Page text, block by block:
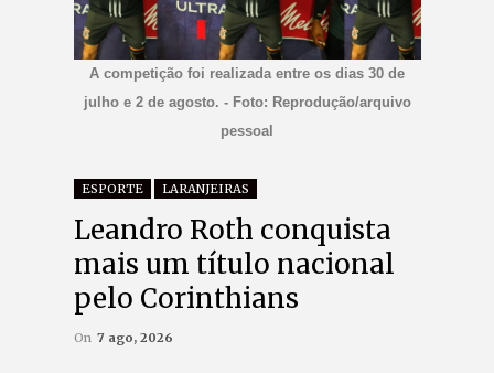
A competição foi realizada entre os dias 30 de
julho e 2 de agosto. - Foto: Reprodução/arquivo
pessoal
ESPORTE LARANJEIRAS
Leandro Roth conquista
mais um título nacional
pelo Corinthians
On 7 ago, 2026